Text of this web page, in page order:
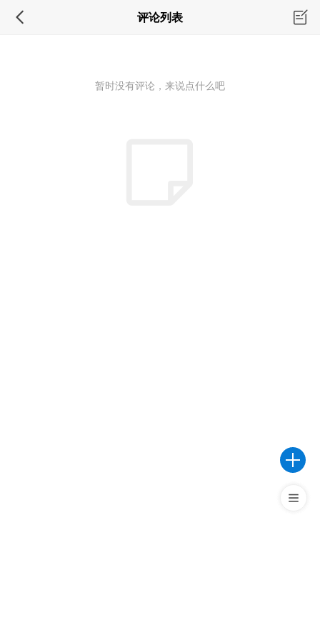
评论列表
暂时没有评论，来说点什么吧